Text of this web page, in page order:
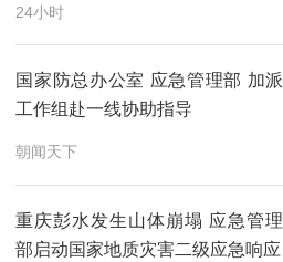
24小时
国家防总办公室 应急管理部 加派
工作组赴一线协助指导
朝闻天下
重庆彭水发生山体崩塌 应急管理
部启动国家地质灾害二级应急响应